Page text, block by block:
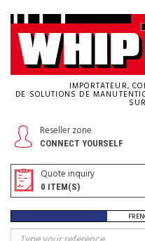
IMPORTATEUR,
DE SOLUTIONS DE
Reseller zone
CONNECT YOURSELF
Quote inquiry
0 ITEM(S)